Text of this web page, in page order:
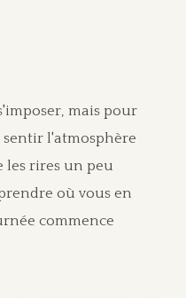
mais pour
sentir l'atmosphère
les rires un peu
où vous en
commence